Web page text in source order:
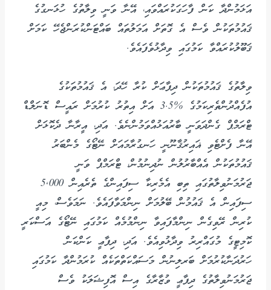
އަޅަމުންދާ ކަން ފާހަގަކުރައްވައި، އޭނާ ވަނީ ވިލާތުގެ ހުޅަނގުގެ
ޤައުމުތަކުން ވެސް އެ ގޮތަށް އަމަލުތައް ބައްޓަންކުރަންޖެހޭ ކަމަށް
ޤަބޫލުކުރައްވާ ކަމުގައި ވިދާޅުވެފައެވެ.
ވިލާތުގެ ޤައުމުތަކުން ދިފާޢަށް ކުރާ ހޭދަ، އެ ޤައުމުތަކުގެ
އުފެއްދުންތެރިކަމުގެ %3.5 އަށް އިތުރު ކުރުމަށް ރައީސް ޑޮނަލްޑް
ޓްރަމްޕް ގެންދަވަނީ ބާރުއަޅުއްވަމުންނެވެ. އަދި، އީރާނާ ދެކޮޅަށް
އޭނާ ފެށްޓެވި ޣައިރުޤާނޫނީ ހަނގުރާމައަށް ނޭޓޯގެ މެންބަރު
ޤައުމުތަކުން އެއްބާރުލުން ނުދިނުމުން، ޓްރަމްޕް ވަނީ
ޖަރުމަނުވިލާތުގައި ތިބި އެމެރިކާ ސިފައިންގެ ތެރެއިން 5,000
ސިފައިން އެ ޤައުމުން ބޭލުމަށް ނިންމަވާފައެވެ. ނަމަވެސް، މިއީ
ކުރިން ރޭވިގެން ނިންމާފައިވާ ނިންމުމެއް ކަމުގައި ނޭޓޯގެ އަސްކަރީ
ކޮމިޓީގެ މުގައްރިރު ވިދާޅުވިއެވެ. އަދި، ދިފާޢީ ކަންކަން
ހަރުދަނާކުރުމަށް ބަރލިނުން މަސައްކަތްތަކެއް ކުރަމުންދާ ކަމުގައި
ޖަރުމަނުވިލާތުގެ ދިފާޢީ ވުޒާރާގެ އިސް އޮފިޝަލަކު ވެސް